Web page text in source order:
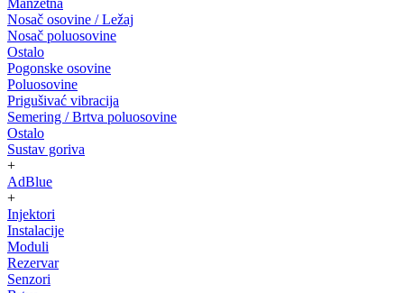
Manžetna
Nosač osovine / Ležaj
Nosač poluosovine
Ostalo
Pogonske osovine
Poluosovine
Prigušivać vibracija
Semering / Brtva poluosovine
Ostalo
Sustav goriva
+
AdBlue
+
Injektori
Instalacije
Moduli
Rezervar
Senzori